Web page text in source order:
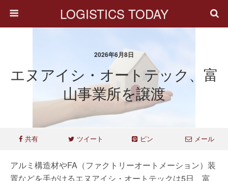
LOGISTICS TODAY
2026年6月8日
エヌアイシ・オートテック、富
山事業所を譲渡
共有 ツイート ピン メール
アルミ構造材やFA（ファクトリーオートメーション）装
置などを手がけるエヌアイシ・オートテックは5日、富